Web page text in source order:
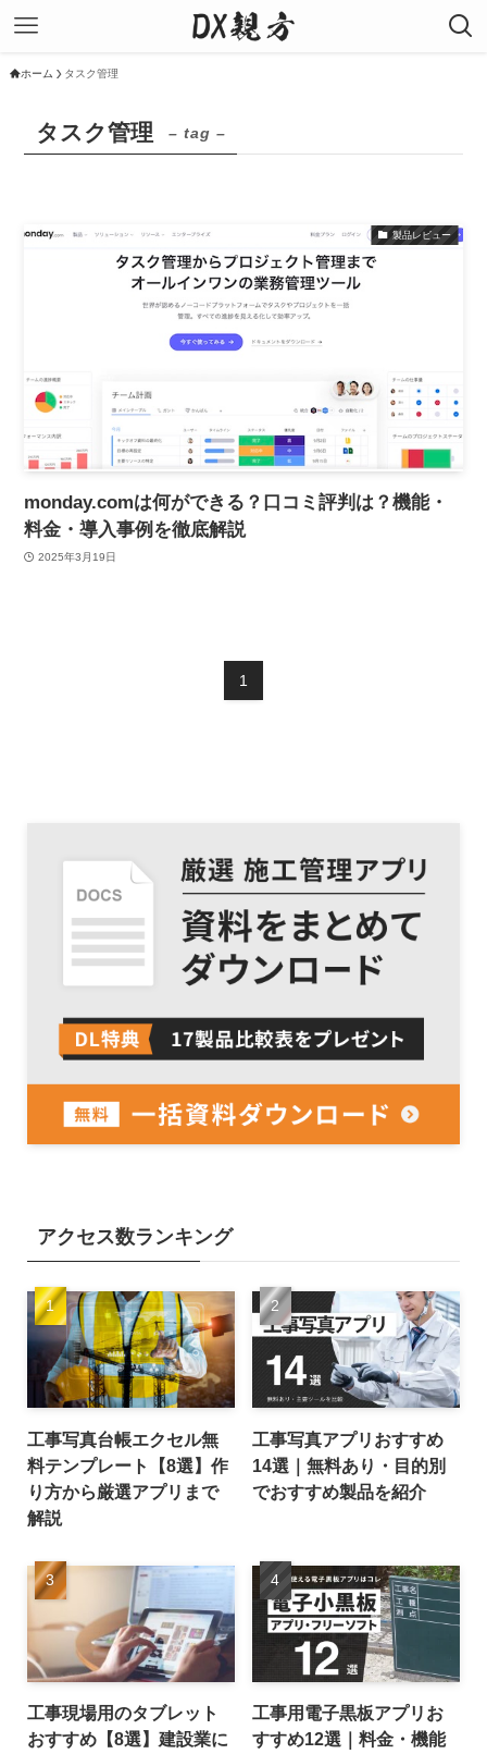
ホーム タスク管理
タスク管理 – tag –
製品レビュー
monday.comは何ができる？口コミ評判は？機能・
料金・導入事例を徹底解説
2025年3月19日
1
アクセス数ランキング
工事写真台帳エクセル無
料テンプレート【8選】作
り方から厳選アプリまで
解説
工事写真アプリおすすめ
14選｜無料あり・目的別
でおすすめ製品を紹介
工事現場用のタブレット
おすすめ【8選】建設業に
工事用電子黒板アプリお
すすめ12選｜料金・機能